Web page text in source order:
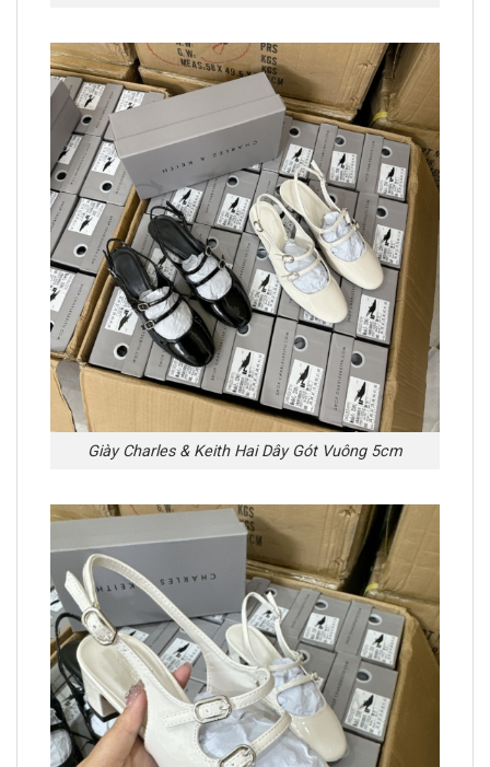
Giày Charles & Keith Hai Dây Gót Vuông 5cm